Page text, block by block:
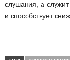
слушания, а
и способствует